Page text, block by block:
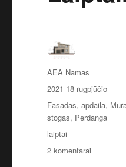
Autorius
AEA Namas
Paskelbta
2021 18 rugpjūčio
Kategorijos
Fasadas, apdaila,
stogas, Perdanga
Žymos
laiptai
2 komentarai